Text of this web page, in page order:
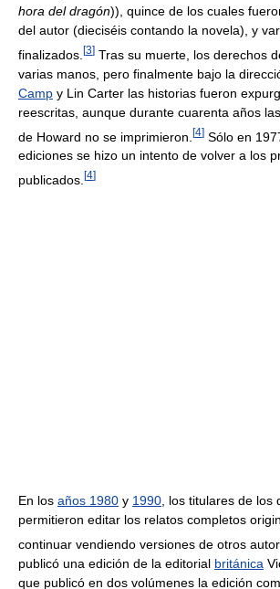
hora del dragón)), quince de los cuales
del autor (dieciséis contando la novela), y
finalizados. [3] Tras su muerte, los derechos
varias manos, pero finalmente bajo la
Camp y Lin Carter las historias fueron
reescritas, aunque durante cuarenta años
de Howard no se imprimieron. [4] Sólo en
ediciones se hizo un intento de volver a los
publicados. [4]
En los años 1980 y 1990 , los titulares de
permitieron editar los relatos completos
continuar vendiendo versiones de otros
publicó una edición de la editorial británica
que publicó en dos volúmenes la edición